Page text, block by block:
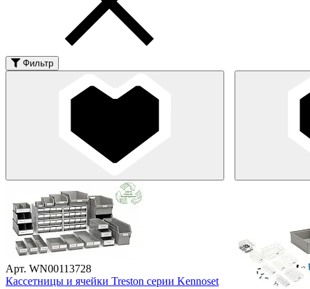
Фильтр
Арт. WN00113728
Кассетницы и ячейки Treston серии Kennoset